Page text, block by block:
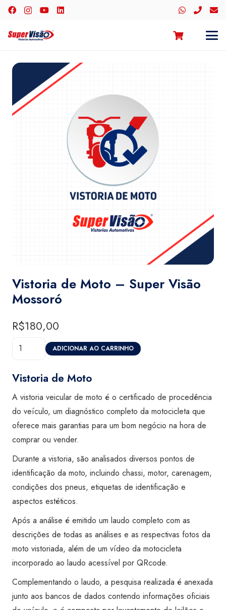
Vistoria de Moto – Super Visão
Mossoró
R$180,00
Vistoria
Moto
Super
Visão
Mossoró
quantidade
ADICIONAR AO CARRINHO
Vistoria de Moto
A vistoria veicular de moto é o certificado de procedência
do veículo, um diagnóstico completo da motocicleta que
oferece mais garantias para um bom negócio na hora de
comprar ou vender.
Durante a vistoria, são analisados diversos pontos de
identificação da moto, incluindo chassi, motor, carenagem,
condições dos pneus, etiquetas de identificação e
aspectos estéticos.
Após a análise é emitido um laudo completo com as
descrições de todas as análises e as respectivas fotos da
moto vistoriada, além de um vídeo da motocicleta
incorporado ao laudo acessível por QRcode.
Complementando o laudo, a pesquisa realizada é anexada
junto aos bancos de dados contendo informações oficiais